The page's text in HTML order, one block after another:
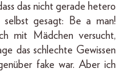
das nicht gerade hetero
selbst gesagt: Be a man!
mit Mädchen versucht,
das schlechte Gewissen
fake war. Aber ich